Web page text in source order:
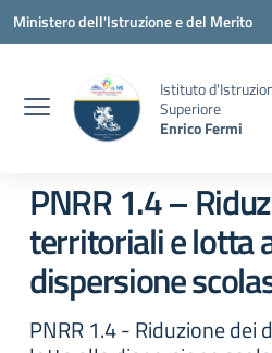
Vai ai contenuti
Vai al menu di navigazione
Vai al footer
Ministero dell'Istruzione e del Merito
Istituto
Superiore
Enrico Fermi
PNRR 1.4 –
territoriali e lotta
dispersione
PNRR 1.4 - Riduzione dei